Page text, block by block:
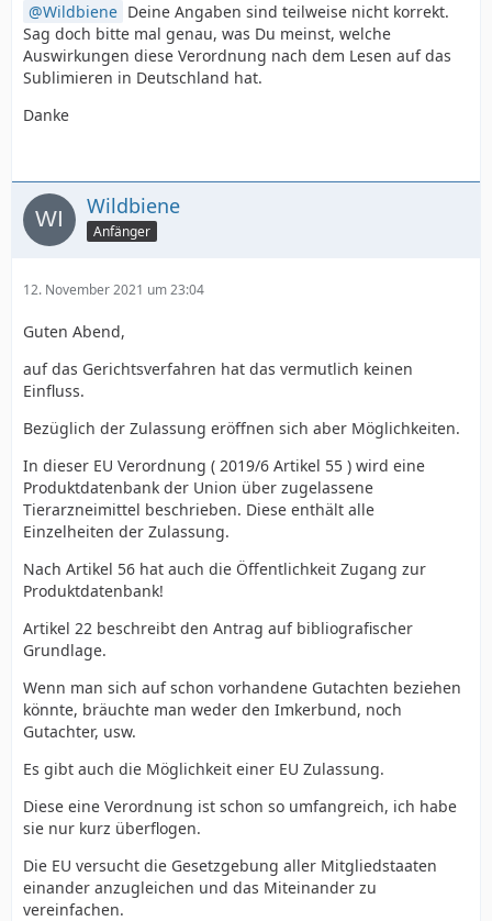
Wildbiene Deine Angaben sind teilweise nicht korrekt.
Sag doch bitte mal genau, was Du meinst, welche
Auswirkungen diese Verordnung nach dem Lesen auf das
Sublimieren in Deutschland hat.
Danke
Wildbiene
Anfänger
12. November 2021 um 23:04
Guten Abend,
auf das Gerichtsverfahren hat das vermutlich keinen
Einfluss.
Bezüglich der Zulassung eröffnen sich aber Möglichkeiten.
In dieser EU Verordnung ( 2019/6 Artikel 55 ) wird eine
Produktdatenbank der Union über zugelassene
Tierarzneimittel beschrieben. Diese enthält alle
Einzelheiten der Zulassung.
Nach Artikel 56 hat auch die Öffentlichkeit Zugang zur
Produktdatenbank!
Artikel 22 beschreibt den Antrag auf bibliografischer
Grundlage.
Wenn man sich auf schon vorhandene Gutachten beziehen
könnte, bräuchte man weder den Imkerbund, noch
Gutachter, usw.
Es gibt auch die Möglichkeit einer EU Zulassung.
Diese eine Verordnung ist schon so umfangreich, ich habe
sie nur kurz überflogen.
Die EU versucht die Gesetzgebung aller Mitgliedstaaten
einander anzugleichen und das Miteinander zu
vereinfachen.